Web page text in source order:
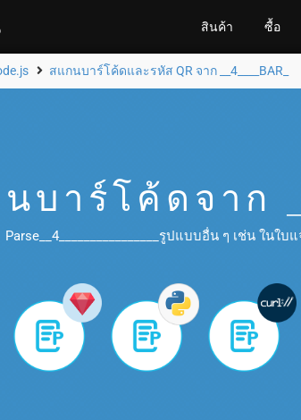
สินค้า ซื้อ
สแกนบาร์โค้ดและรหัส QR จาก __4____BAR_
บาร์โค้ดจาก
Parse__4________________รูปแบบอื่น ๆ เช่น ใน